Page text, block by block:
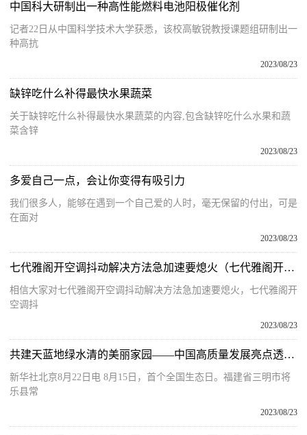
中国科大研制出一种高性能燃料电池阳极催化剂
记者22日从中国科学技术大学获悉，该校高敏锐教授课题组研制出一
种高抗
2023/08/23
缺锌吃什么补得最快水果蔬菜
关于缺锌吃什么补得最快水果蔬菜的内容,包含缺锌吃什么水果和蔬
菜含锌
2023/08/23
多爱自己一点，会让你变得有吸引力
我们很多人，能够在遇到一个自己爱的人时，毫无保留的付出，可是
在面对
2023/08/23
七代雅阁开空调抖动解决方法急加速要熄火（七代雅阁开空调抖动解决方法是什么？）
相信大家对七代雅阁开空调抖动解决方法急加速要熄火，七代雅阁开
空调抖
2023/08/23
共建天蓝地绿水清的美丽家园——中国高质量发展亮点透视之五
新华社北京8月22日电 8月15日，首个全国生态日。福建省三明市将
乐县常
2023/08/23